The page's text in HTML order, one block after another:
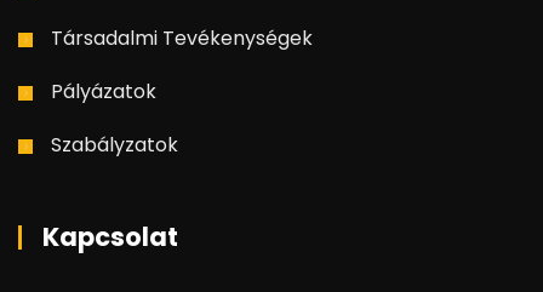
Társadalmi Tevékenységek
Pályázatok
Szabályzatok
Kapcsolat